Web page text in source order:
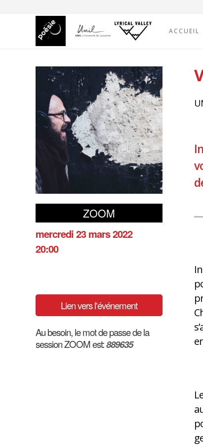
ACCUEIL
ZOOM
mercredi 23 mars 2022
20:00
Lien vers l'événement
Au besoin, le mot de passe de la
session ZOOM est:889635